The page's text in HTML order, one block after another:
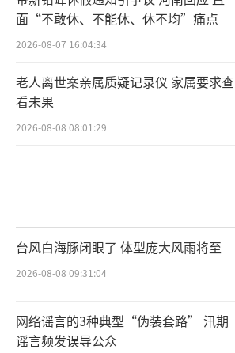
面“不敢休、不能休、休不均”痛点
2026-08-07 16:04:34
老人离世案亲属质疑记录仪 家属要求查
看未果
2026-08-08 08:01:29
台风白海豚闭眼了 体型庞大风雨将至
2026-08-08 09:31:04
网络谣言的3种典型“伪装套路” 汛期
谣言频发误导公众